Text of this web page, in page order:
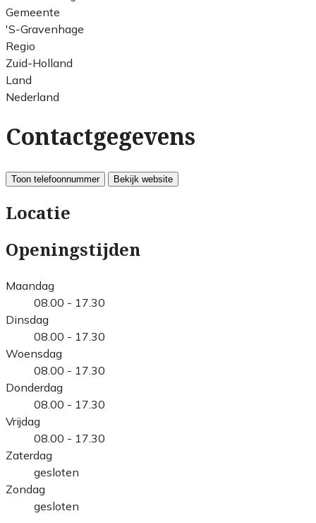
Gemeente
'S-Gravenhage
Regio
Zuid-Holland
Land
Nederland
Contactgegevens
Toon telefoonnummer Bekijk website
Locatie
Openingstijden
Maandag
08.00 - 17.30
Dinsdag
08.00 - 17.30
Woensdag
08.00 - 17.30
Donderdag
08.00 - 17.30
Vrijdag
08.00 - 17.30
Zaterdag
gesloten
Zondag
gesloten